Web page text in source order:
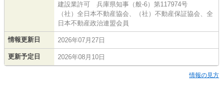
建設業許可 兵庫県知事（般-6）第117974号
（社）全日本不動産協会、（社）不動産保証協会、全
日本不動産政治連盟会員
情報更新日 2026年07月27日
更新予定日 2026年08月10日
情報の見方